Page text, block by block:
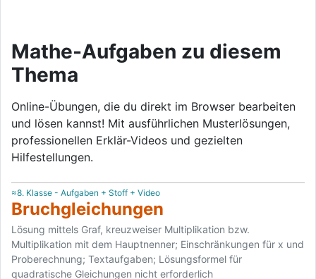
Mathe-Aufgaben zu diesem
Thema
Online-Übungen, die du direkt im Browser bearbeiten
und lösen kannst! Mit ausführlichen Musterlösungen,
professionellen Erklär-Videos und gezielten
Hilfestellungen.
≈8. Klasse - Aufgaben + Stoff + Video
Bruchgleichungen
Lösung mittels Graf, kreuzweiser Multiplikation bzw.
Multiplikation mit dem Hauptnenner; Einschränkungen für x und
Proberechnung; Textaufgaben; Lösungsformel für
quadratische Gleichungen nicht erforderlich